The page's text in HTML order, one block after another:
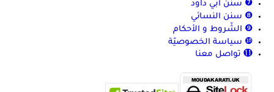
❼ سنن أبي داود
❽ سنن النسائي
❾ الشّروط و الأحكام
❿ سياسة الخصوصيّة
⓫ تواصل معنا